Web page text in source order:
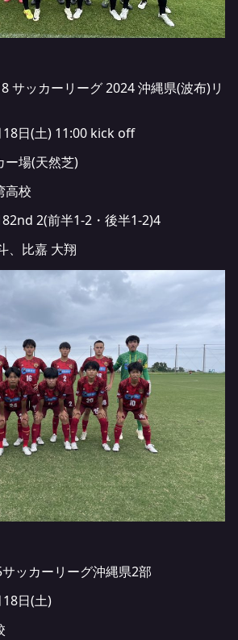
サッカーリーグ 2024 沖縄県(波布)リ
日(土) 11:00 kick off
ー場(天然芝)
高校
2(前半1-2・後半1-2)4
、比嘉 大翔
ッカーリーグ沖縄県2部
日(土)